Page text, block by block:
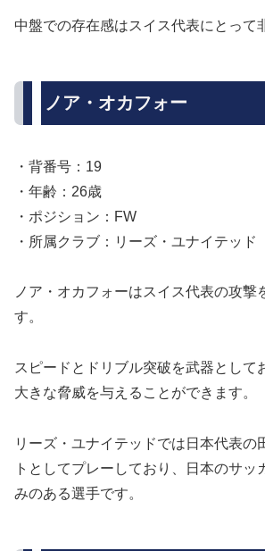
中盤での存在感はスイス代表にとって
ノア・オカフォー
・背番号：19
・年齢：26歳
・ポジション：FW
・所属クラブ：リーズ・ユナイテッド
ノア・オカフォーはスイス代表の攻撃
す。
スピードとドリブル突破を武器として
大きな脅威を与えることができます。
リーズ・ユナイテッドでは日本代表の
トとしてプレーしており、日本のサッ
みのある選手です。